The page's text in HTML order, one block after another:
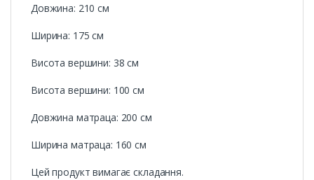
Довжина: 210 см
Ширина: 175 см
Висота вершини: 38 см
Висота вершини: 100 см
Довжина матраца: 200 см
Ширина матраца: 160 см
Цей продукт вимагає складання.